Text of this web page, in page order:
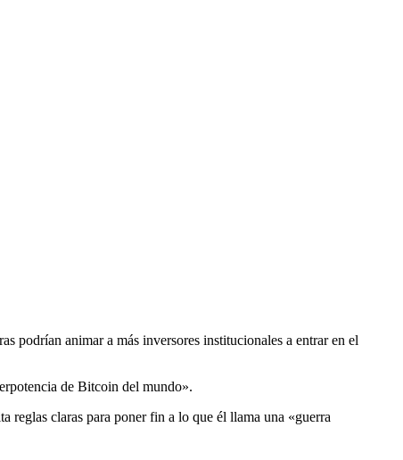
podrían animar a más inversores institucionales a entrar en el
de Bitcoin del mundo».
reglas claras para poner fin a lo que él llama una «guerra